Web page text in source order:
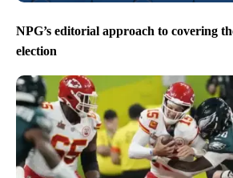
NPG’s editorial approach to covering
election